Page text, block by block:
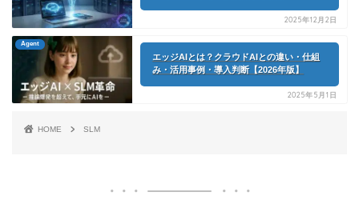
2025年12月2日
Agent
エッジAIとは？クラウドAIとの違い・仕組
み・活用事例・導入判断【2026年版】
2025年5月1日
HOME SLM